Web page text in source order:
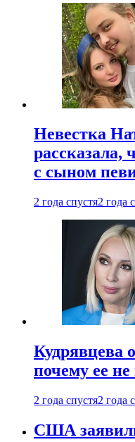
Невестка
рассказала,
с сыном
2 года спустя2 года
Кудрявцева
почему ее
2 года спустя2 года
США